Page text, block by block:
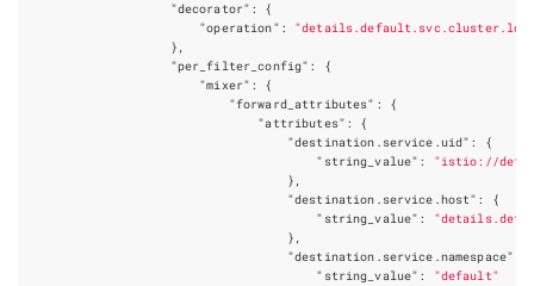
"decorator" :
{
"operation" :
},
"per_filter_config" :
{
"mixer" :
{
"forward_attributes" :
{
"attributes" :
{
"destination.service.uid" :
{
"string_value" :
"istio://
},
"destination.service.host" :
{
"string_value" :
},
"destination.service.namespace"
"string_value" :
"default"